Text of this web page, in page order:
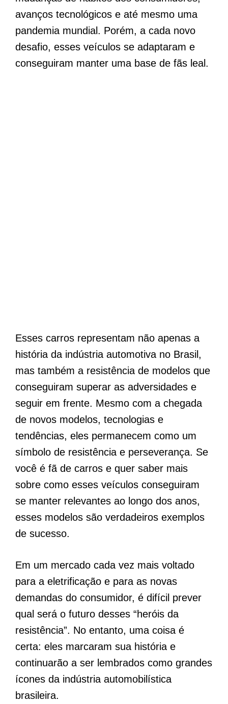
avanços tecnológicos e até mesmo uma
pandemia mundial. Porém, a cada novo
desafio, esses veículos se adaptaram e
conseguiram manter uma base de fãs leal.
Esses carros representam não apenas a
história da indústria automotiva no Brasil,
mas também a resistência de modelos que
conseguiram superar as adversidades e
seguir em frente. Mesmo com a chegada
de novos modelos, tecnologias e
tendências, eles permanecem como um
símbolo de resistência e perseverança. Se
você é fã de carros e quer saber mais
sobre como esses veículos conseguiram
se manter relevantes ao longo dos anos,
esses modelos são verdadeiros exemplos
de sucesso.
Em um mercado cada vez mais voltado
para a eletrificação e para as novas
demandas do consumidor, é difícil prever
qual será o futuro desses “heróis da
resistência”. No entanto, uma coisa é
certa: eles marcaram sua história e
continuarão a ser lembrados como grandes
ícones da indústria automobilística
brasileira.